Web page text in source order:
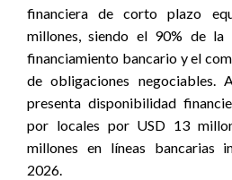
financiera de corto plazo
millones, siendo el 90% de
financiamiento bancario y el
de obligaciones negociables.
presenta disponibilidad
por locales por USD 13
millones en líneas bancarias
2026.